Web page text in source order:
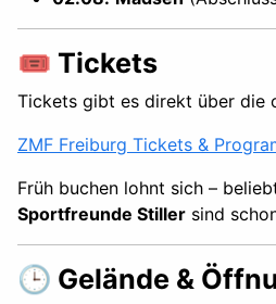
🎟️ Tickets
Tickets gibt es direkt über die
ZMF Freiburg Tickets &
Früh buchen lohnt sich –
Sportfreunde Stiller sind
🕒 Gelände &